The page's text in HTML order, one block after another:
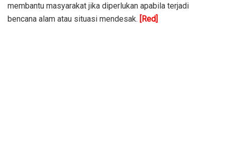
membantu masyarakat jika diperlukan apabila terjadi
bencana alam atau situasi mendesak. [Red]